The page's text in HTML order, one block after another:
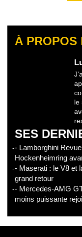
À PROPOS
le
SES
- Lamborghini
Hockenheimring
- Maserati : le V8 et
grand retour
- Mercedes-AMG
moins puissante